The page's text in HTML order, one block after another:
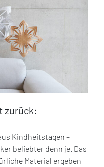
zurück:
Kindheitstagen –
beliebter denn je. Das
Material ergeben